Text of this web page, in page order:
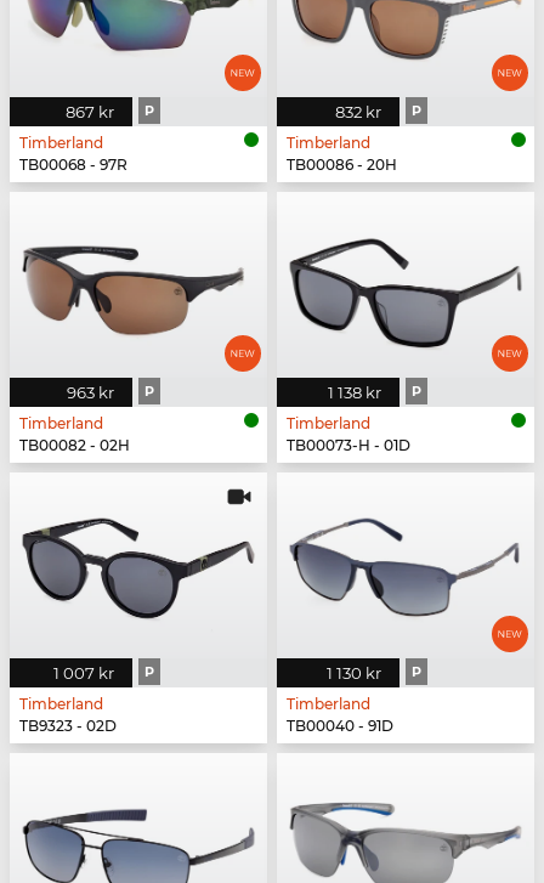
867 kr P
Timberland
TB00068 - 97R
832 kr P
Timberland
TB00086 - 20H
963 kr P
Timberland
TB00082 - 02H
1 138 kr P
Timberland
TB00073-H - 01D
1 007 kr P
Timberland
TB9323 - 02D
1 130 kr P
Timberland
TB00040 - 91D